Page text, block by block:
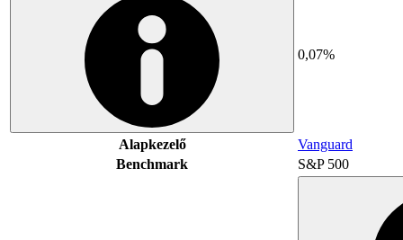
0,07%
Alapkezelő
Vanguard
Benchmark
S&P 500